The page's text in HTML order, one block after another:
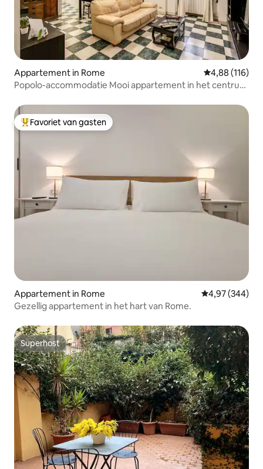
Appartement in Rome Gemiddelde
4,88 (116)
Popolo-accommodatie Mooi appartement in het centrum
Topfavoriet van gasten
Favoriet van gasten
Appartement in Rome Gemiddelde
4,97 (344)
Gezellig appartement in het hart van Rome.
Superhost
Superhost